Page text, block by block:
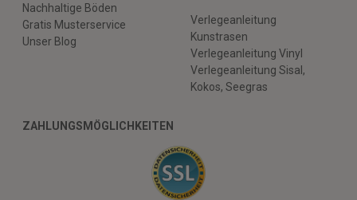
Nachhaltige Böden
Gratis Musterservice
Unser Blog
Verlegeanleitung
Kunstrasen
Verlegeanleitung Vinyl
Verlegeanleitung Sisal,
Kokos, Seegras
ZAHLUNGSMÖGLICHKEITEN